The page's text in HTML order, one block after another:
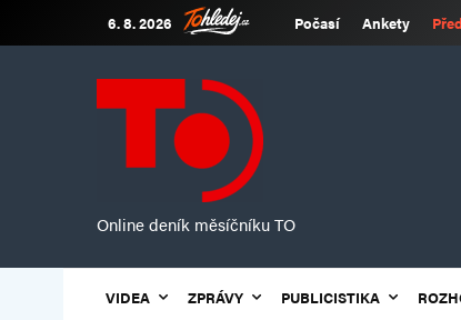
6. 8. 2026 Počasí Ankety
Online deník měsíčníku TO
VIDEA ZPRÁVY PUBLICISTIKA